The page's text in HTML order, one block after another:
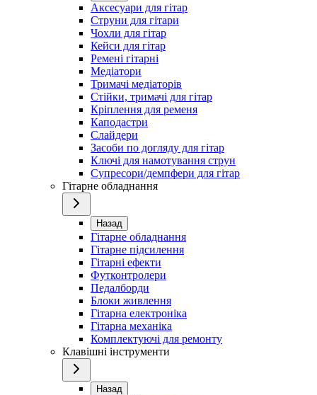
Аксесуари для гітар
Струни для гітари
Чохли для гітар
Кейси для гітар
Ремені гітарні
Медіатори
Тримачі медіаторів
Стійки, тримачі для гітар
Кріплення для ременя
Каподастри
Слайдери
Засоби по догляду для гітар
Ключі для намотування струн
Супресори/демпфери для гітар
Гітарне обладнання
Назад
Гітарне обладнання
Гітарне підсилення
Гітарні ефекти
Футконтролери
Педалборди
Блоки живлення
Гітарна електроніка
Гітарна механіка
Комплектуючі для ремонту
Клавішні інструменти
Назад